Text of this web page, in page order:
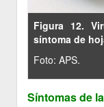
Figura 12.
síntoma de
Foto: APS.
Síntomas de